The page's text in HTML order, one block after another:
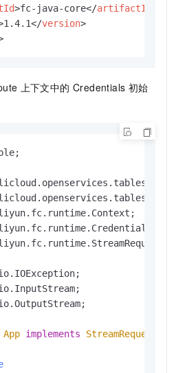
>fc-java-core</artifactId
1.4.1</version>
上下文中的 Credentials 初始
App implements